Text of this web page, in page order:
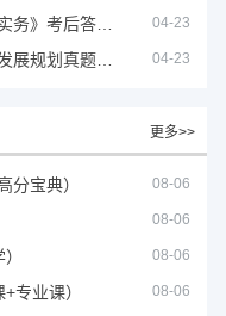
04-23
04-23
更多>>
分宝典） 08-06
08-06
08-06
专业课） 08-06